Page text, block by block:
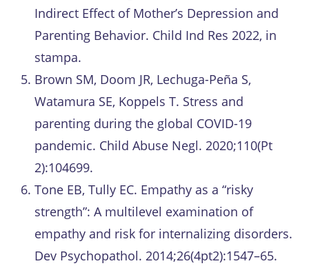
Indirect Effect of Mother’s Depression and
Parenting Behavior. Child Ind Res 2022, in
stampa.
Brown SM, Doom JR, Lechuga-Peña S,
Watamura SE, Koppels T. Stress and
parenting during the global COVID-19
pandemic. Child Abuse Negl. 2020;110(Pt
2):104699.
Tone EB, Tully EC. Empathy as a “risky
strength”: A multilevel examination of
empathy and risk for internalizing disorders.
Dev Psychopathol. 2014;26(4pt2):1547–65.